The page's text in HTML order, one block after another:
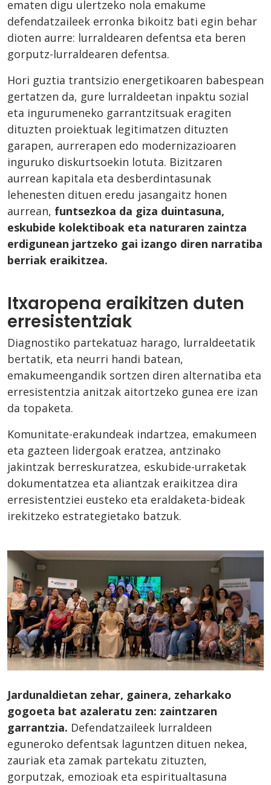
ematen digu ulertzeko nola emakume
defendatzaileek erronka bikoitz bati egin behar
dioten aurre: lurraldearen defentsa eta beren
gorputz-lurraldearen defentsa.
Hori guztia trantsizio energetikoaren babespean
gertatzen da, gure lurraldeetan inpaktu sozial
eta ingurumeneko garrantzitsuak eragiten
dituzten proiektuak legitimatzen dituzten
garapen, aurrerapen edo modernizazioaren
inguruko diskurtsoekin lotuta. Bizitzaren
aurrean kapitala eta desberdintasunak
lehenesten dituen eredu jasangaitz honen
aurrean, funtsezkoa da giza duintasuna,
eskubide kolektiboak eta naturaren zaintza
erdigunean jartzeko gai izango diren narratiba
berriak eraikitzea.
Itxaropena eraikitzen duten
erresistentziak
Diagnostiko partekatuaz harago, lurraldeetatik
bertatik, eta neurri handi batean,
emakumeengandik sortzen diren alternatiba eta
erresistentzia anitzak aitortzeko gunea ere izan
da topaketa.
Komunitate-erakundeak indartzea, emakumeen
eta gazteen lidergoak eratzea, antzinako
jakintzak berreskuratzea, eskubide-urraketak
dokumentatzea eta aliantzak eraikitzea dira
erresistentziei eusteko eta eraldaketa-bideak
irekitzeko estrategietako batzuk.
Jardunaldietan zehar, gainera, zeharkako
gogoeta bat azaleratu zen: zaintzaren
garrantzia. Defendatzaileek lurraldeen
eguneroko defentsak laguntzen dituen nekea,
zauriak eta zamak partekatu zituzten,
gorputzak, emozioak eta espiritualtasuna